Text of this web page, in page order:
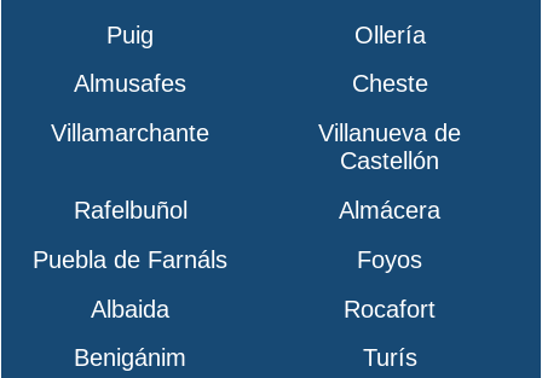
Puig
Ollería
Almusafes
Cheste
Villamarchante
Villanueva de
Castellón
Rafelbuñol
Almácera
Puebla de Farnáls
Foyos
Albaida
Rocafort
Benigánim
Turís